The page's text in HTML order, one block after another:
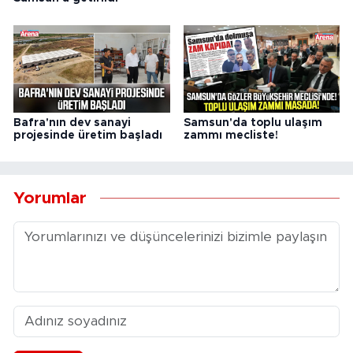
Bafra'nın dev sanayi
projesinde üretim başladı
Samsun'da toplu ulaşım
zammı mecliste!
Yorumlar